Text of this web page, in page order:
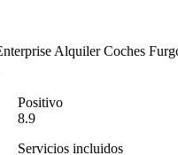
Alquiler Coches
Positivo
8.9
Servicios incluidos